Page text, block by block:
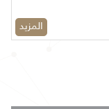
المزيد